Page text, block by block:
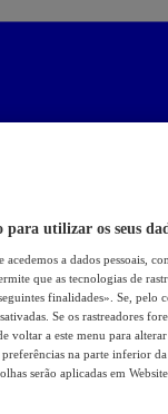
utilizar os seus
acedemos a dados pessoais,
que as tecnologias de
finalidades». Se,
Se os rastreadores
voltar a este menu para
na parte inferior
serão aplicadas em